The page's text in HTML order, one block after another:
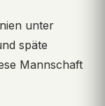
unter
späte
Mannschaft